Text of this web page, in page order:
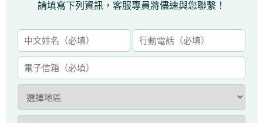
請填寫下列資訊，客服專員將儘速與您聯繫！